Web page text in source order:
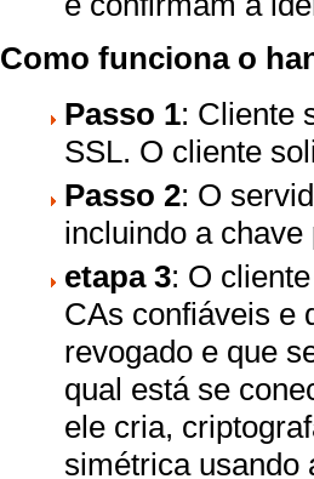
Como funciona o
Passo 1: Cliente
SSL. O cliente
Passo 2: O
incluindo a
etapa 3: O
CAs confiáveis ​​e
revogado e que
qual está se
ele cria,
simétrica usando